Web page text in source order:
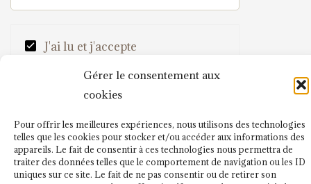
Gérer le consentement aux
cookies
Pour offrir les meilleures expériences, nous utilisons des technologies
telles que les cookies pour stocker et/ou accéder aux informations des
appareils. Le fait de consentir à ces technologies nous permettra de
traiter des données telles que le comportement de navigation ou les ID
uniques sur ce site. Le fait de ne pas consentir ou de retirer son
J'ai lu et j'accepte